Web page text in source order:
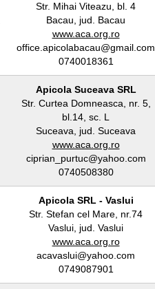
Str. Mihai Viteazu, bl. 4
Bacau, jud. Bacau
www.aca.org.ro
office.apicolabacau@gmail.com
0740018361
Apicola Suceava SRL
Str. Curtea Domneasca, nr. 5,
bl.14, sc. L
Suceava, jud. Suceava
www.aca.org.ro
ciprian_purtuc@yahoo.com
0740508380
Apicola SRL - Vaslui
Str. Stefan cel Mare, nr.74
Vaslui, jud. Vaslui
www.aca.org.ro
acavaslui@yahoo.com
0749087901